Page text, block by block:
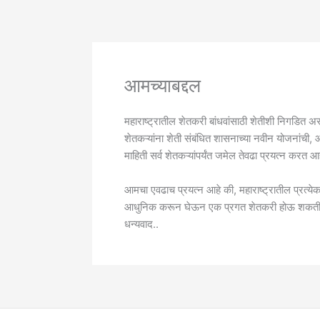
आमच्याबद्दल
महाराष्ट्रातील शेतकरी बांधवांसाठी शेतीशी निगडित
शेतकऱ्यांना शेती संबंधित शासनाच्या नवीन
माहिती सर्व शेतकऱ्यांपर्यंत जमेल तेवढा प्रयत्न करत
आमचा एवढाच प्रयत्न आहे की, महाराष्ट्रातील
आधुनिक करून घेऊन एक प्रगत शेतकरी होऊ
धन्यवाद..